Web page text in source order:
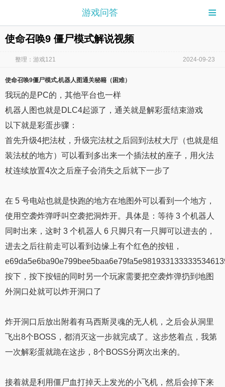
≡
游戏问答
使命召唤9 僵尸模式解说视频
整理：游戏121 2024-09-23
使命召唤9僵尸模式,机器人图通关秘籍（困难）
我玩的是PC的，其他平台也一样
机器人图也就是DLC4起源了，通关就是解彩蛋结束游戏
以下就是彩蛋步骤：
首先升级4把法杖，升级完法杖之后回到法杖大厅（也就是组
装法杖的地方）可以看到多出来一个插法杖的座子，用火法
杖连续放置4次之后座子会消失之后就下一步了
在 5 号电站也就是快跑的地方在地图外可以看到一个地方，
使用空袭炸弹呼叫空袭把洞炸开。具体是：等待 3 个机器人
同时出来，这时 3 个机器人 6 只脚只有一只脚可以进去的，
进去之后往前走可以看到边缘上有个红色的按钮，
按下，按下按钮的同时另一个玩家需要把空袭炸弹扔到地图
外洞口处就可以炸开洞口了
炸开洞口后放出附着有马西斯灵魂的无人机，之后会从洞里
飞出8个BOSS，都消灭这一步就完成了。这步悠着点，我第
一次解彩蛋就跪在这步，8个BOSS分两次出来的。
接着就是利用僵尸血打掉天上发光的小飞机，然后会掉下来